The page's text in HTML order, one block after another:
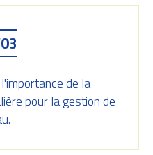
de la
pour la gestion de